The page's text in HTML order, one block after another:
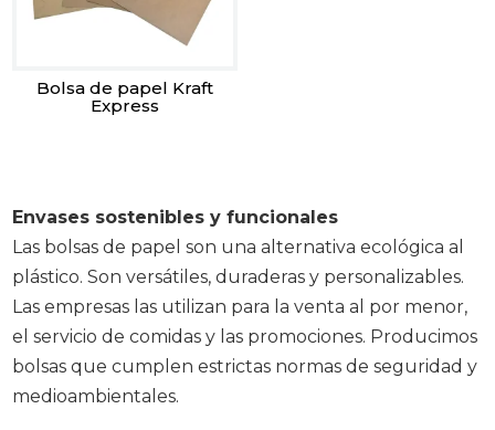
Bolsa de papel Kraft
Express
Envases sostenibles y funcionales
Las bolsas de papel son una alternativa ecológica al
plástico. Son versátiles, duraderas y personalizables.
Las empresas las utilizan para la venta al por menor,
el servicio de comidas y las promociones. Producimos
bolsas que cumplen estrictas normas de seguridad y
medioambientales.